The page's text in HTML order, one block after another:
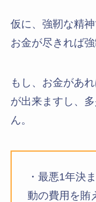
仮に、強靭な精
お金が尽きれば
もし、お金があ
が出来ますし、
ん。
・最悪1年決
動の費用を賄